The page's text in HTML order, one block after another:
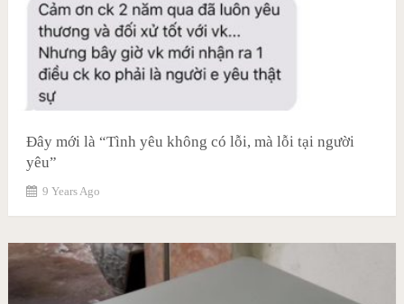
Đây mới là “Tình yêu không có lỗi, mà lỗi tại người
yêu”
9 Years Ago